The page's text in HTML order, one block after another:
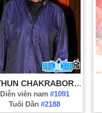
Diễn viên nam #1091
Tuổi Dần#2188